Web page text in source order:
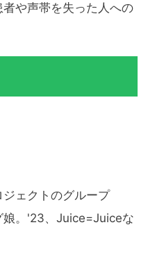
や声帯を失った人への
ェクトのグループ
。'23、Juice=Juiceな